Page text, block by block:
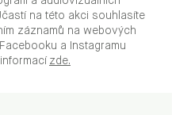
na této akci souhlasíte
záznamů na webových
a Instagramu
zde.